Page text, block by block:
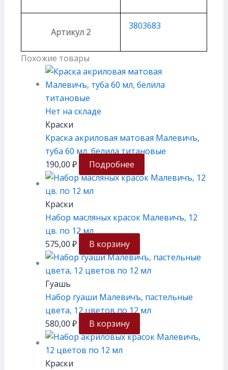
Артикул 2
3803683
Похожие товары
Нет на складе
Краски
Краска акриловая матовая Малевичъ,
туба 60 мл, белила титановые
190,00 ₽ Подробнее
Краски
Набор масляных красок Малевичъ, 12
цв. по 12 мл
575,00 ₽ В корзину
Гуашь
Набор гуаши Малевичъ, пастельные
цвета, 12 цветов по 12 мл
580,00 ₽ В корзину
Краски